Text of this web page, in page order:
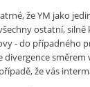
že YM jako
ostatní,
- do případného
divergence směrem
že vás